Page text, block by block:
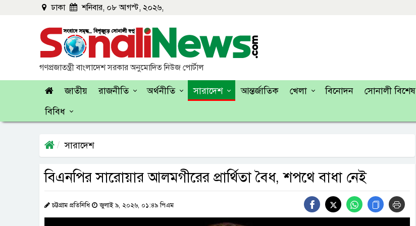
ঢাকা শনিবার, ০৮ আগস্ট, ২০২৬,
গণপ্রজাতন্ত্রী বাংলাদেশ সরকার অনুমোদিত নিউজ পোর্টাল
জাতীয় রাজনীতি অর্থনীতি সারাদেশ আন্তর্জাতিক খেলা বিনোদন সোনালী বিশেষ
বিবিধ
সারাদেশ
বিএনপির সারোয়ার আলমগীরের প্রার্থিতা বৈধ, শপথে বাধা নেই
চট্টগ্রাম প্রতিনিধি জুলাই ৯, ২০২৬, ০১:৪৯ পিএম